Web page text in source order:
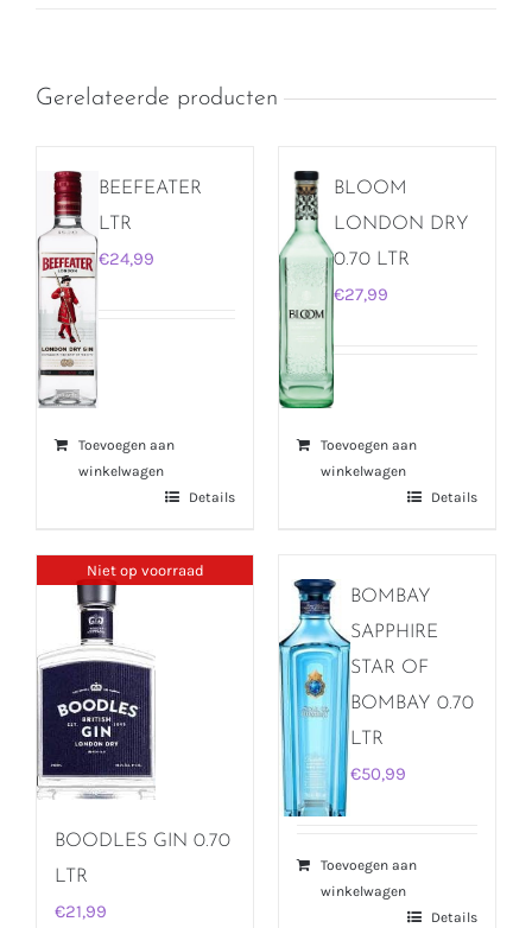
Gerelateerde producten
BEEFEATER
LTR
€24,99
Toevoegen aan
winkelwagen
Details
BLOOM
LONDON DRY
0.70 LTR
€27,99
Toevoegen aan
winkelwagen
Details
Niet op voorraad
BOODLES GIN 0.70
LTR
€21,99
BOMBAY
SAPPHIRE
STAR OF
BOMBAY 0.70
LTR
€50,99
Toevoegen aan
winkelwagen
Details